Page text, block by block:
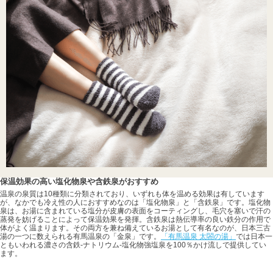
保温効果の高い塩化物泉や含鉄泉がおすすめ
温泉の泉質は10種類に分類されており、いずれも体を温める効果は有しています
が、なかでも冷え性の人におすすめなのは「塩化物泉」と「含鉄泉」です。塩化物
泉は、お湯に含まれている塩分が皮膚の表面をコーティングし、毛穴を塞いで汗の
蒸発を妨げることによって保温効果を発揮。含鉄泉は熱伝導率の良い鉄分の作用で
体がよく温まります。その両方を兼ね備えているお湯として有名なのが、日本三古
湯の一つに数えられる有馬温泉の「金泉」です。
「有馬温泉 太閤の湯」 では日本一
ともいわれる濃さの含鉄-ナトリウム-塩化物強塩泉を100％かけ流しで提供してい
ます。